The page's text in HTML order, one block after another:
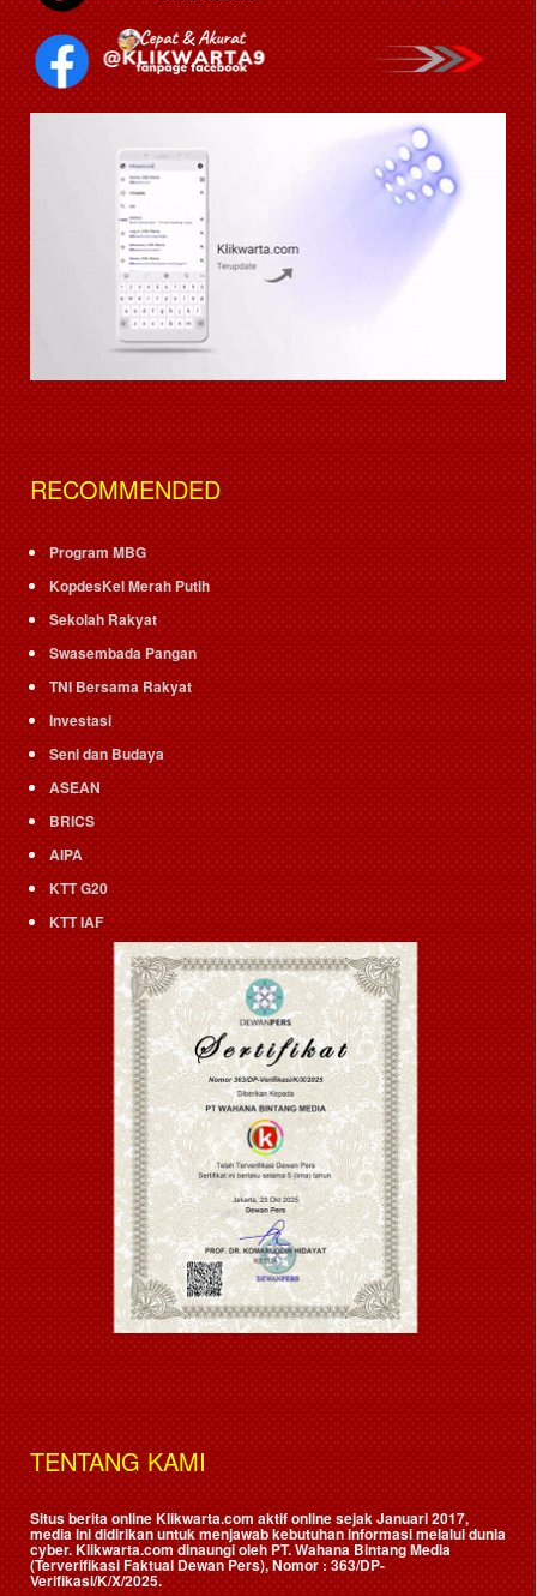
RECOMMENDED
Program MBG
KopdesKel Merah Putih
Sekolah Rakyat
Swasembada Pangan
TNI Bersama Rakyat
Investasi
Seni dan Budaya
ASEAN
BRICS
AIPA
KTT G20
KTT IAF
TENTANG KAMI
Situs berita online Klikwarta.com aktif online sejak Januari 2017,
media ini didirikan untuk menjawab kebutuhan informasi melalui dunia
cyber. Klikwarta.com dinaungi oleh PT. Wahana Bintang Media
(Terverifikasi Faktual Dewan Pers), Nomor : 363/DP-
Verifikasi/K/X/2025.